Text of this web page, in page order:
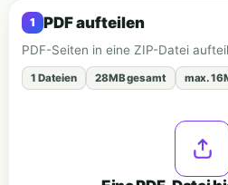
PDF aufteilen
PDF-Seiten in eine ZIP-Datei
1 Dateien 28MB gesamt max.